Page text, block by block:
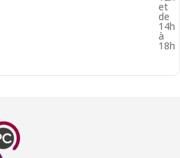
et
de
14h
à
18h